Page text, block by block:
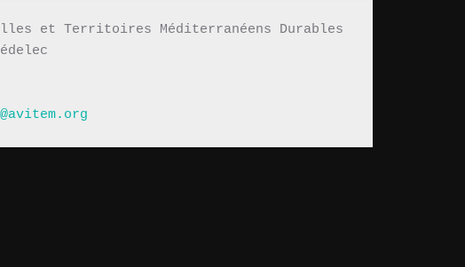
et Territoires Méditerranéens Durables